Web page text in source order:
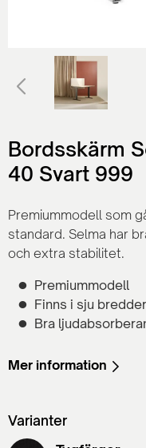
Bordsskärm
40 Svart 999
Premiummodell som
standard. Selma har
och extra stabilitet.
Premiummodell
Finns i sju
Bra
Mer information
Varianter